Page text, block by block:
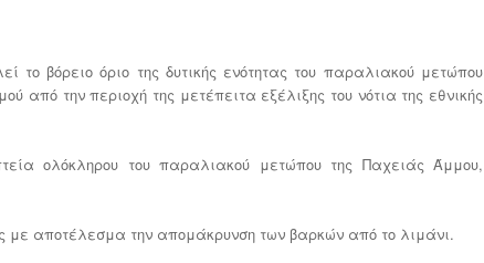
βόρειο όριο της δυτικής ενότητας του παραλιακού μετώπου
από την περιοχή της μετέπειτα εξέλιξης του νότια της εθνικής
ολόκληρου του παραλιακού μετώπου της Παχειάς Άμμου,
με αποτέλεσμα την απομάκρυνση των βαρκών από το λιμάνι.